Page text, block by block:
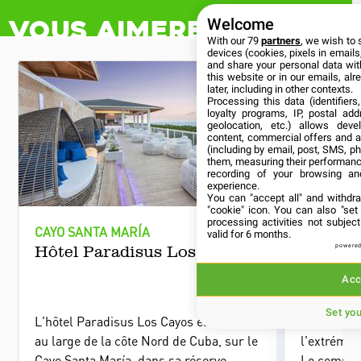
CAYO SANTA MARÍA
Hôtel Paradisus Los Cayos
au large de la côte Nord de Cuba, sur le
Cayo Santa María, dans sa réserve
naturelle, sur l'une de ses plages les
plus vierges.
Hôtel
Hôtel
Le
Level et
Welcome
With our 79partners, we wish to
devices (cookies, pixels in
and share your personal data
this website or in our emails,
later, including in other contexts.
Processing this data
loyalty programs, IP, postal
geolocation, etc.) allows
content, commercial offers and
(including by email, post, SMS,
them, measuring their
recording of your browsing
experience.
You can "accept all" and
"cookie" icon. You can also
processing activities not
valid for 6 months.
Set